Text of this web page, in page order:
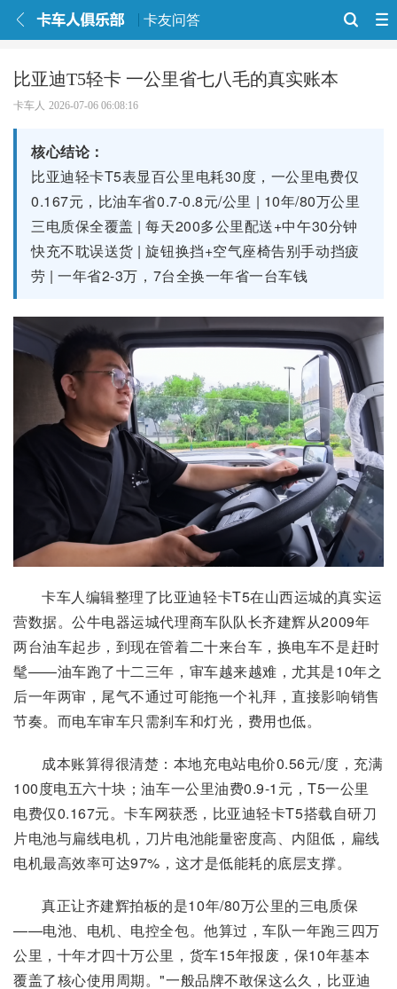
卡友问答
比亚迪T5轻卡 一公里省七八毛的真实账本
卡车人 2026-07-06 06:08:16
核心结论：
比亚迪轻卡T5表显百公里电耗30度，一公里电费仅
0.167元，比油车省0.7-0.8元/公里 | 10年/80万公里
三电质保全覆盖 | 每天200多公里配送+中午30分钟
快充不耽误送货 | 旋钮换挡+空气座椅告别手动挡疲
劳 | 一年省2-3万，7台全换一年省一台车钱
卡车人编辑整理了比亚迪轻卡T5在山西运城的真实运
营数据。公牛电器运城代理商车队队长齐建辉从2009年
两台油车起步，到现在管着二十来台车，换电车不是赶时
髦——油车跑了十二三年，审车越来越难，尤其是10年之
后一年两审，尾气不通过可能拖一个礼拜，直接影响销售
节奏。而电车审车只需刹车和灯光，费用也低。
成本账算得很清楚：本地充电站电价0.56元/度，充满
100度电五六十块；油车一公里油费0.9-1元，T5一公里
电费仅0.167元。卡车网获悉，比亚迪轻卡T5搭载自研刀
片电池与扁线电机，刀片电池能量密度高、内阻低，扁线
电机最高效率可达97%，这才是低能耗的底层支撑。
真正让齐建辉拍板的是10年/80万公里的三电质保
——电池、电机、电控全包。他算过，车队一年跑三四万
公里，十年才四十万公里，货车15年报废，保10年基本
覆盖了核心使用周期。"一般品牌不敢保这么久，比亚迪